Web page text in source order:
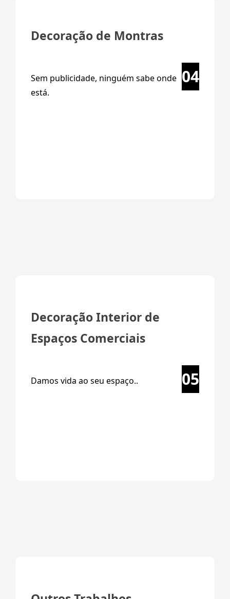
Decoração de Montras
04
Sem publicidade, ninguém sabe onde
está.
Decoração Interior de
Espaços Comerciais
05
Damos vida ao seu espaço..